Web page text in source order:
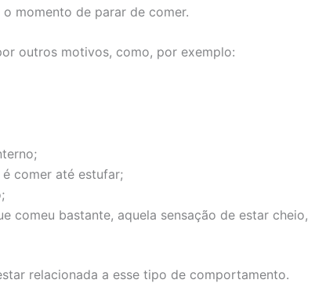
momento de parar de comer.
outros motivos, como, por exemplo:
comer até estufar;
comeu bastante, aquela sensação de estar cheio,
relacionada a esse tipo de comportamento.